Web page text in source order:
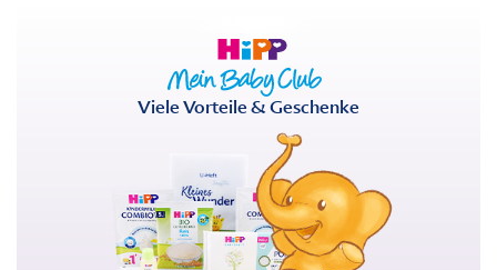
Viele Vorteile & Geschenke